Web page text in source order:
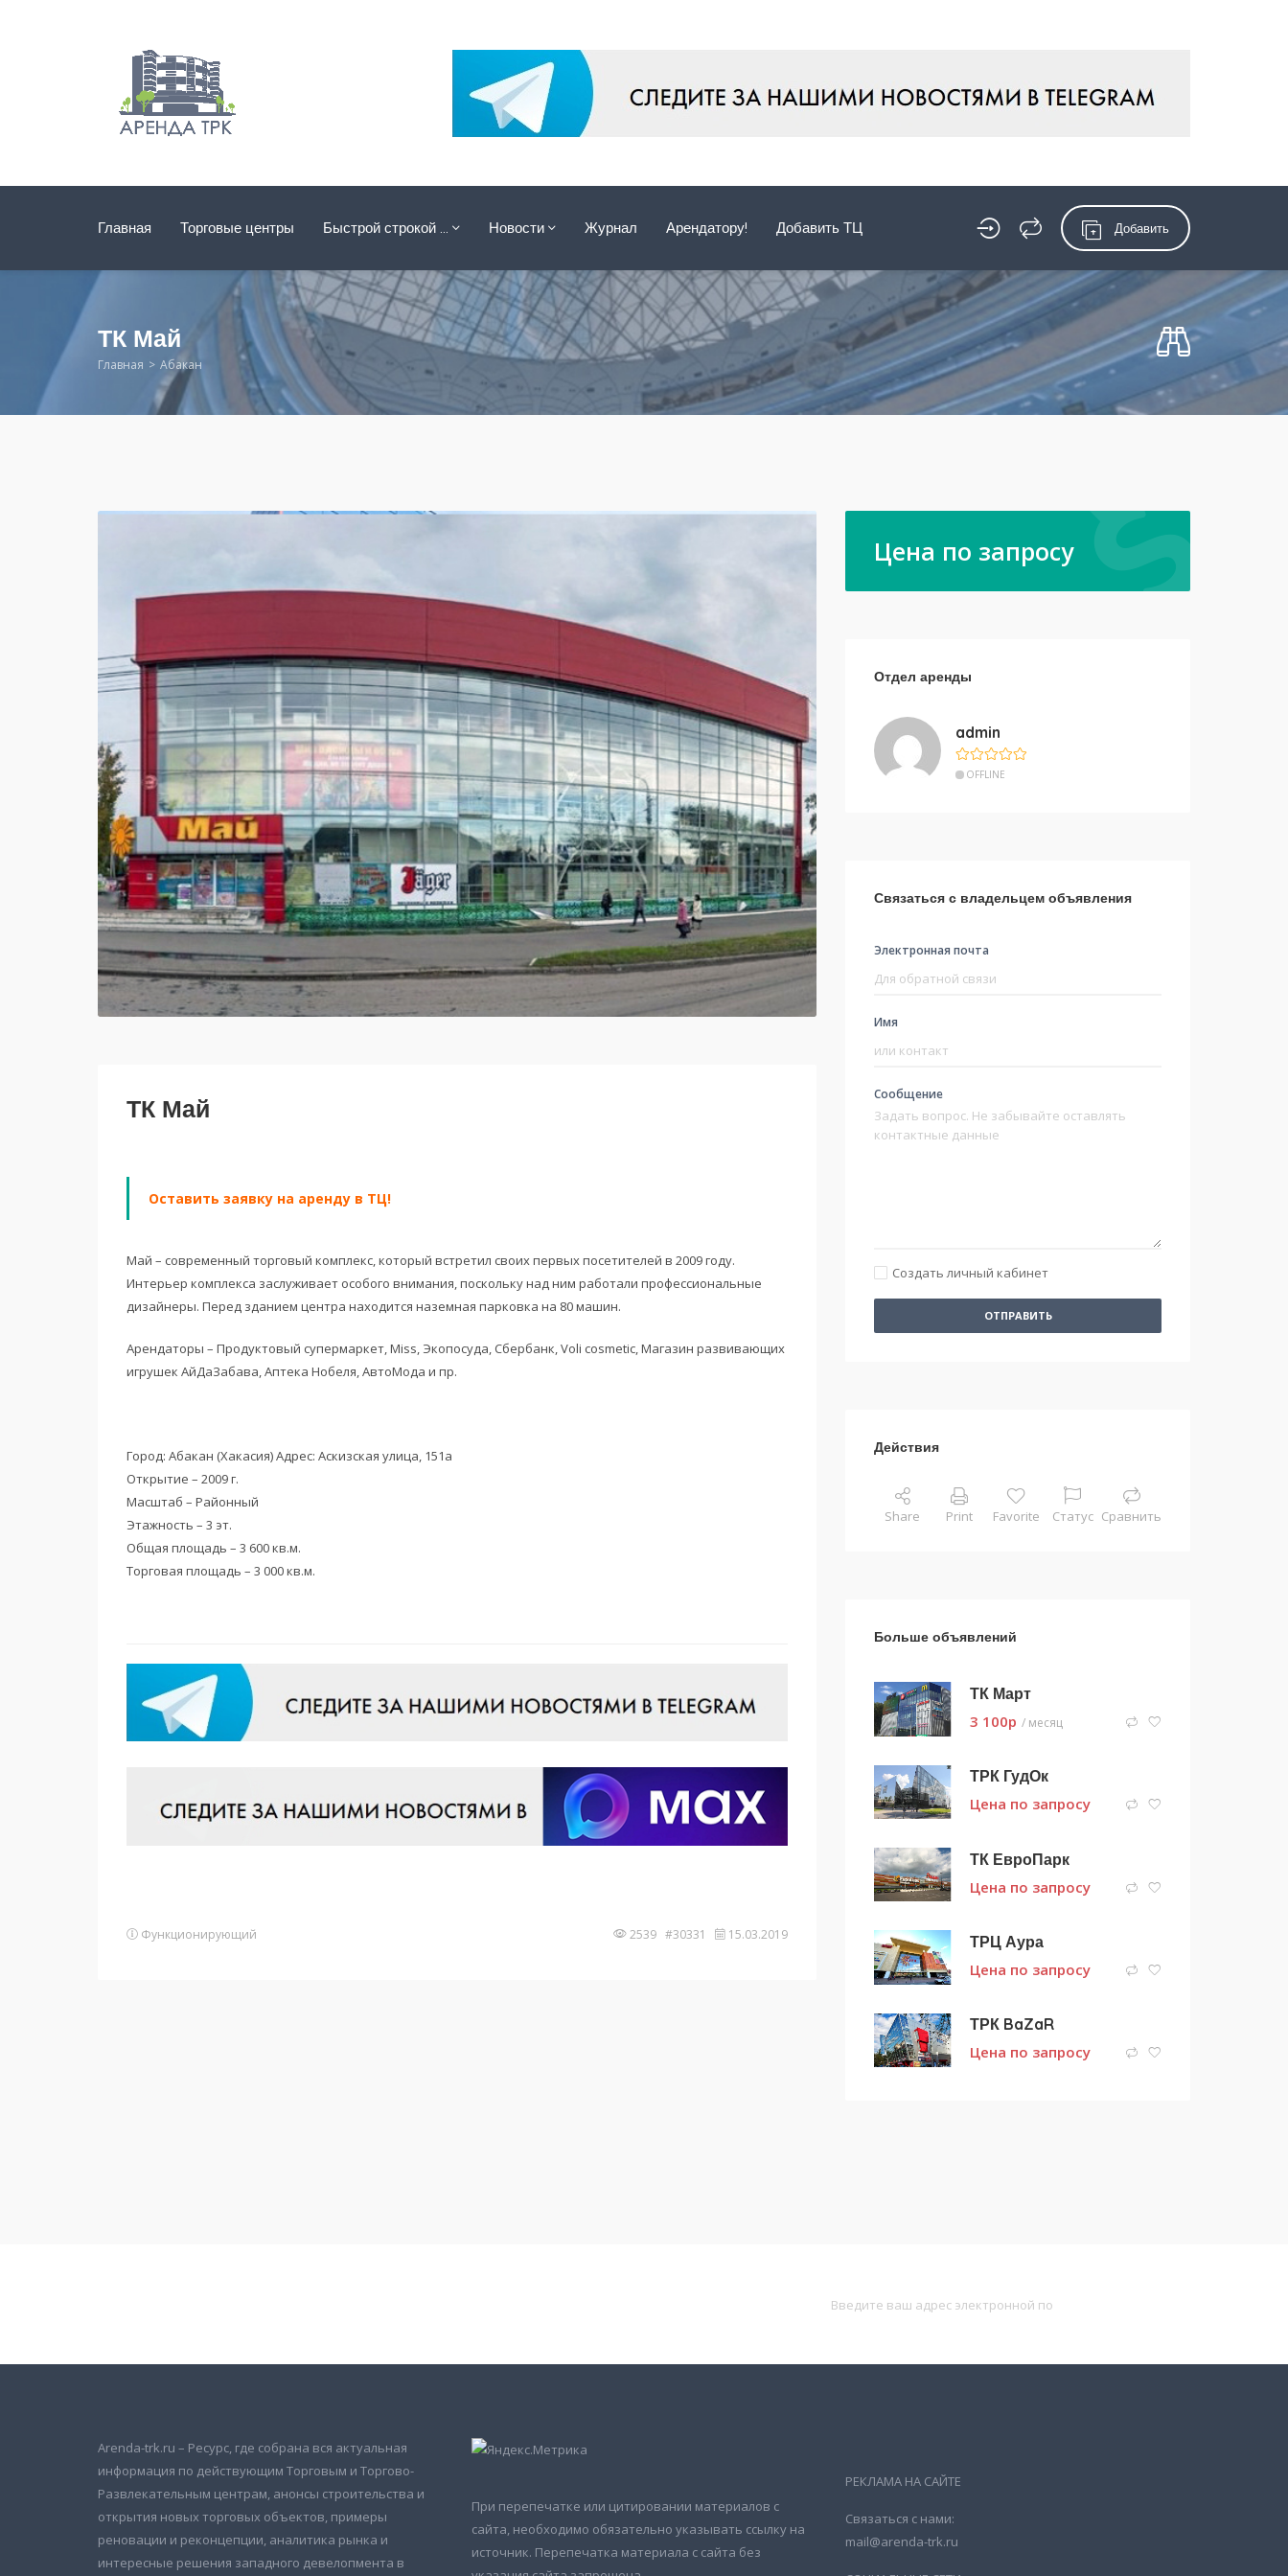
Главная Торговые центры Быстрой строкой … Новости Журнал Арендатору! Добавить ТЦ Добавить
ТК Май
Главная Абакан
ТК Май
Оставить заявку на аренду в ТЦ!
Май – современный торговый комплекс, который встретил своих первых посетителей в 2009 году.
Интерьер комплекса заслуживает особого внимания, поскольку над ним работали профессиональные
дизайнеры. Перед зданием центра находится наземная парковка на 80 машин.
Арендаторы – Продуктовый супермаркет, Miss, Экопосуда, Сбербанк, Voli cosmetic, Магазин развивающих
игрушек АйДаЗабава, Аптека Нобеля, АвтоМода и пр.
Город: Абакан (Хакасия) Адрес: Аскизская улица, 151а
Открытие – 2009 г.
Масштаб – Районный
Этажность – 3 эт.
Общая площадь – 3 600 кв.м.
Торговая площадь – 3 000 кв.м.
Функционирующий 2539 #30331 15.03.2019
Цена по запросу
Отдел аренды
admin
OFFLINE
Связаться с владельцем объявления
Электронная почта
Имя
Сообщение
Создать личный кабинет
ОТПРАВИТЬ
Действия
Share Print Favorite Статус Сравнить
Больше объявлений
ТК Март
3 100p / месяц
ТРК ГудОк
Цена по запросу
ТК ЕвроПарк
Цена по запросу
ТРЦ Аура
Цена по запросу
ТРК BaZaR
Цена по запросу
Arenda-trk.ru – Ресурс, где собрана вся актуальная
информация по действующим Торговым и Торгово-
Развлекательным центрам, анонсы строительства и
открытия новых торговых объектов, примеры
реновации и реконцепции, аналитика рынка и
интересные решения западного девелопмента в
При перепечатке или цитировании материалов с
сайта, необходимо обязательно указывать ссылку на
источник. Перепечатка материала с сайта без
РЕКЛАМА НА САЙТЕ
Связаться с нами:
mail@arenda-trk.ru